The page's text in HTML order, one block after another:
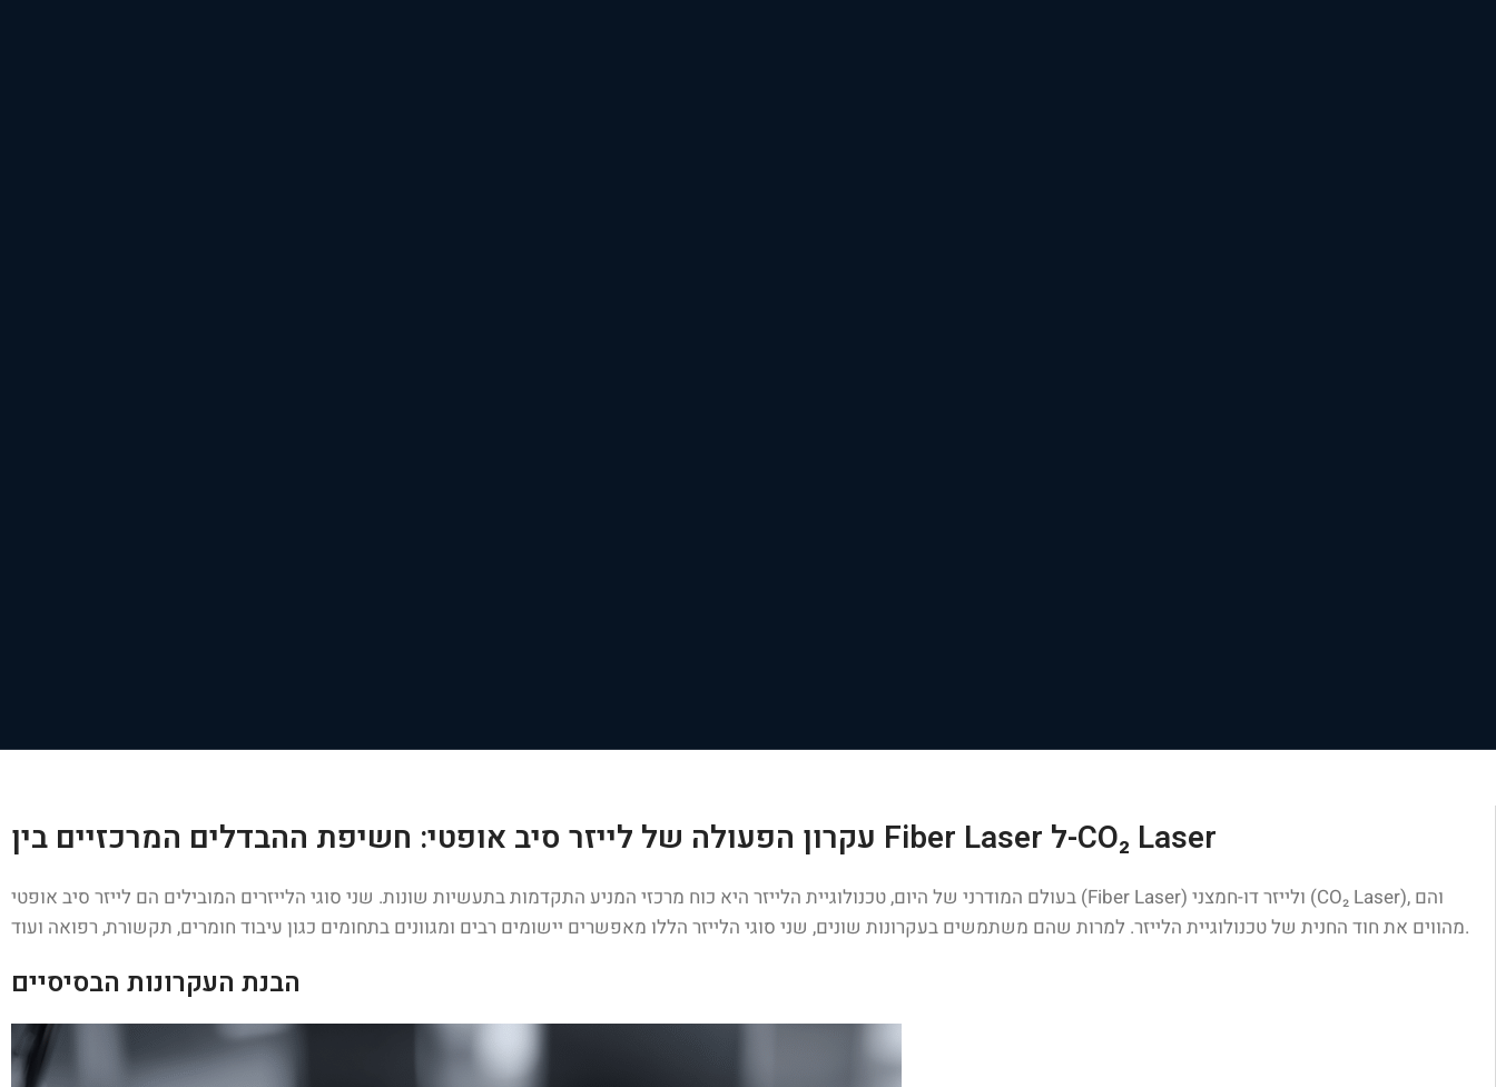
עקרון הפעולה של לייזר סיב אופטי: חשיפת ההבדלים המרכזיים בין Fiber Laser ל-CO₂ Laser
בעולם המודרני של היום, טכנולוגיית הלייזר היא כוח מרכזי המניע התקדמות בתעשיות שונות. שני סוגי הלייזרים המובילים הם לייזר סיב אופטי (Fiber Laser) ולייזר דו-חמצני (CO₂ Laser), והם
מהווים את חוד החנית של טכנולוגיית הלייזר. למרות שהם משתמשים בעקרונות שונים, שני סוגי הלייזר הללו מאפשרים יישומים רבים ומגוונים בתחומים כגון עיבוד חומרים, תקשורת, רפואה ועוד.
הבנת העקרונות הבסיסיים